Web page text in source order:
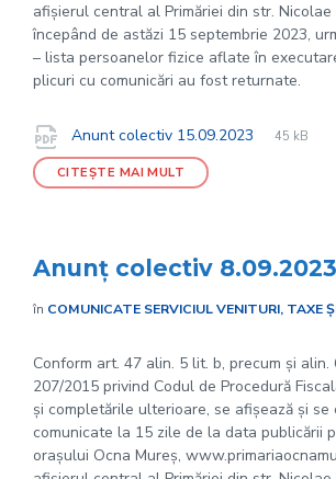
afișierul central al Primăriei din str. Nicolae
începând de astăzi 15 septembrie 2023,
– lista persoanelor fizice aflate în
plicuri cu comunicări au fost returnate.
Documente
Anunt colectiv 15.09.2023
File
pdf
File
45 kB
CITEȘTE MAI MULT
Anunț colectiv 8.09.2023
în COMUNICATE SERVICIUL VENITURI, TAXE
Conform art. 47 alin. 5 lit. b, precum și alin.
207/2015 privind Codul de Procedură
și completările ulterioare, se afișează și se
comunicate la 15 zile de la data publicării
orașului Ocna Mureș,